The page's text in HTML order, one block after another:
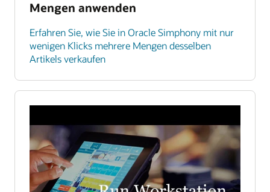
Mengen anwenden
Erfahren Sie, wie Sie in Oracle Simphony mit nur
wenigen Klicks mehrere Mengen desselben
Artikels verkaufen